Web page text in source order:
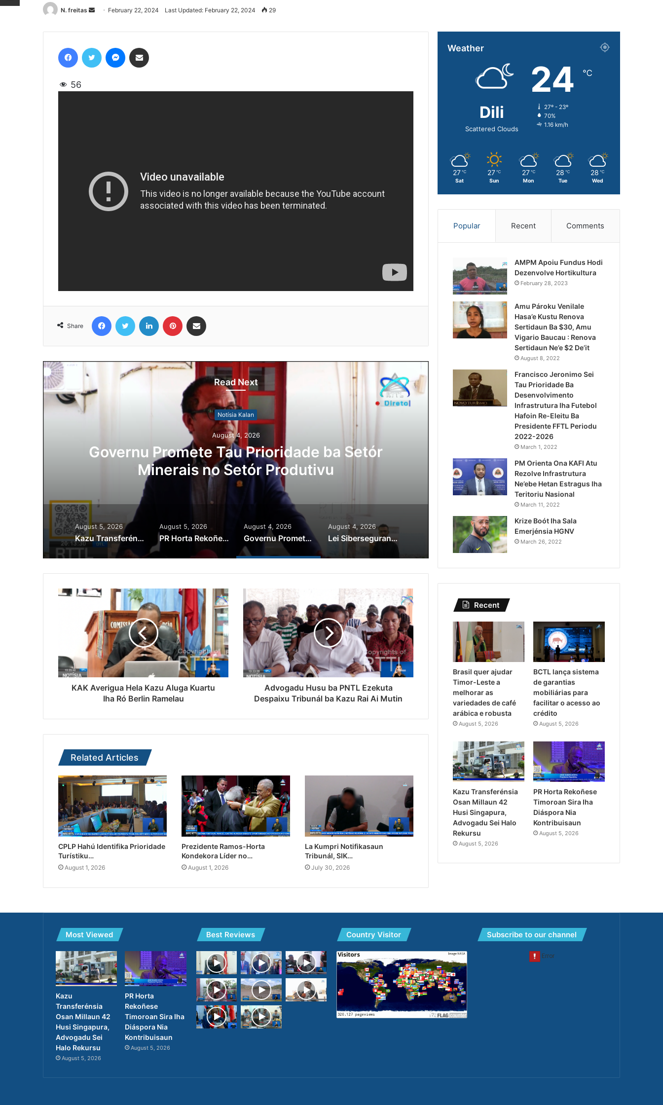
N. freitas
Send
email
February 22, 2024 Last Updated: February 22, 2024 29
56
Share
Read Next
Notísia Kalan
August 4, 2026
Governu Promete Tau Prioridade ba Setór
Minerais no Setór Produtivu
Lei Siberseguransa Ajuda
Kaptura Autór Kriminozu
Estranjeiru
August 5, 2026
Kazu Transferénsia Osan Millaun 42 Husi Singapura, Advogadu Sei Halo Rekursu
August 5, 2026
PR Horta Rekoñese Timoroan Sira Iha Diáspora Nia Kontribuisaun
August 4, 2026
Governu Promete Tau Prioridade ba Setór Minerais no Setór Produtivu
August 4, 2026
Lei Siberseguransa Ajuda Autoridade Polisiál Kaptura Autór Kriminozu ho Paradeiru Iha Estranjeiru
KAK Averigua Hela Kazu Aluga Kuartu
Iha Ró Berlin Ramelau
Advogadu Husu ba PNTL Ezekuta
Despaixu Tribunál ba Kazu Rai Ai Mutin
Related Articles
CPLP Hahú Identifika Prioridade
Turístiku…
August 1, 2026
Prezidente Ramos-Horta
Kondekora Líder no…
August 1, 2026
La Kumpri Notifikasaun
Tribunál, SIK…
July 30, 2026
Weather
Dili
Scattered Clouds
24 ℃
27º - 23º
70%
1.16 km/h
27 ℃
Sat
27 ℃
Sun
27 ℃
Mon
28 ℃
Tue
28 ℃
Wed
Popular Recent Comments
AMPM Apoiu Fundus Hodi
Dezenvolve Hortikultura
February 28, 2023
Amu Pároku Venilale
Hasa’e Kustu Renova
Sertidaun Ba $30, Amu
Vigario Baucau : Renova
Sertidaun Ne’e $2 De’it
August 8, 2022
Francisco Jeronimo Sei
Tau Prioridade Ba
Desenvolvimento
Infrastrutura Iha Futebol
Hafoin Re-Eleitu Ba
Presidente FFTL Periodu
2022-2026
March 1, 2022
PM Orienta Ona KAFI Atu
Rezolve Infrastrutura
Ne’ebe Hetan Estragus Iha
Teritoriu Nasional
March 11, 2022
Krize Boót Iha Sala
Emerjénsia HGNV
March 26, 2022
Recent
Brasil quer ajudar
Timor-Leste a
melhorar as
variedades de café
arábica e robusta
August 5, 2026
BCTL lança sistema
de garantias
mobiliárias para
facilitar o acesso ao
crédito
August 5, 2026
Kazu Transferénsia
Osan Millaun 42
Husi Singapura,
Advogadu Sei Halo
Rekursu
August 5, 2026
PR Horta Rekoñese
Timoroan Sira Iha
Diáspora Nia
Kontribuisaun
August 5, 2026
Most Viewed
Kazu
Transferénsia
Osan Millaun 42
Husi Singapura,
Advogadu Sei
Halo Rekursu
August 5, 2026
PR Horta
Rekoñese
Timoroan Sira Iha
Diáspora Nia
Kontribuisaun
August 5, 2026
Best Reviews Country Visitor Subscribe to our channel